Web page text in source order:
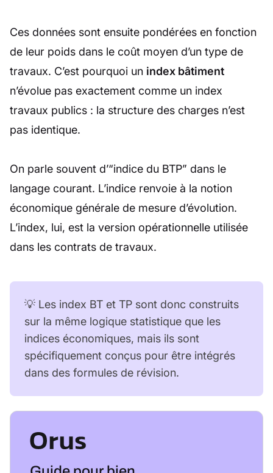
Ces données sont ensuite pondérées en fonction
de leur poids dans le coût moyen d’un type de
travaux. C’est pourquoi un index bâtiment
n’évolue pas exactement comme un index
travaux publics : la structure des charges n’est
pas identique.
On parle souvent d’“indice du BTP” dans le
langage courant. L’indice renvoie à la notion
économique générale de mesure d’évolution.
L’index, lui, est la version opérationnelle utilisée
dans les contrats de travaux.
💡 Les index BT et TP sont donc construits
sur la même logique statistique que les
indices économiques, mais ils sont
spécifiquement conçus pour être intégrés
dans des formules de révision.